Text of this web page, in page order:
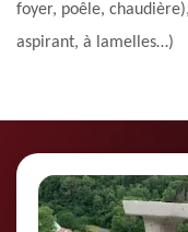
foyer, poêle,
aspirant, à lamelles…)